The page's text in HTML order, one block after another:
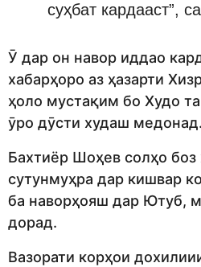
суҳбат кардааст”,
Ӯ дар он навор иддао
хабарҳоро аз ҳазарти
ҳоло мустақим бо Худо
ӯро дӯсти худаш
Бахтиёр Шоҳев солҳо боз
сутунмуҳра дар кишвар
ба наворҳояш дар Ютуб,
дорад.
Вазорати корҳои